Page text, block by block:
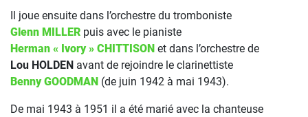
Il joue ensuite dans l’orchestre du tromboniste
Glenn MILLER puis avec le pianiste
Herman « Ivory » CHITTISON et dans l’orchestre de
Lou HOLDEN avant de rejoindre le clarinettiste
Benny GOODMAN (de juin 1942 à mai 1943).
De mai 1943 à 1951 il a été marié avec la chanteuse